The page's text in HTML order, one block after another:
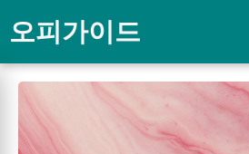
오피가이드